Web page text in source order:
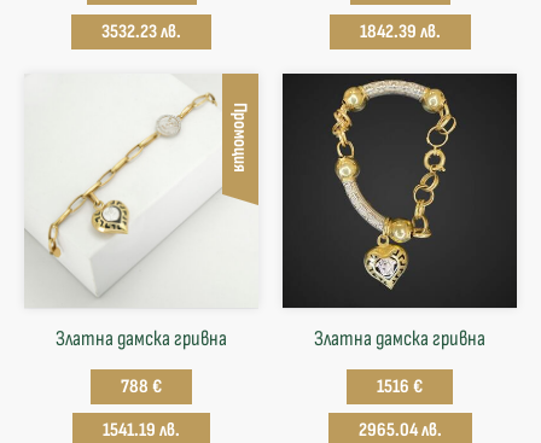
3532.23 лв.
1842.39 лв.
Промоция
Златна дамска гривна
788 €
1541.19 лв.
Златна дамска гривна
1516 €
2965.04 лв.